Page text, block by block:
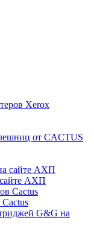
Xerox
от CACTUS
сайте АХП